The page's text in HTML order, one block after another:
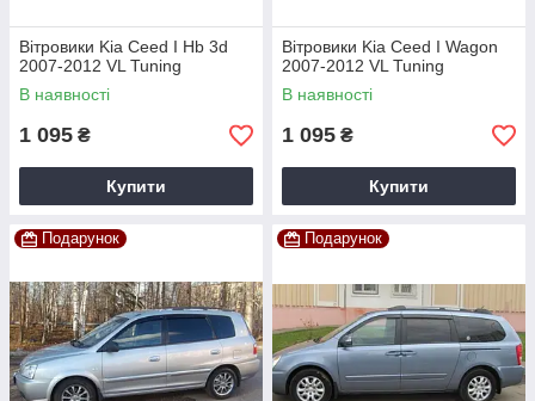
Вітровики Kia Ceed I Hb 3d
2007-2012 VL Tuning
В наявності
1 095 ₴
Купити
Вітровики Kia Ceed I Wagon
2007-2012 VL Tuning
В наявності
1 095 ₴
Купити
Подарунок Подарунок